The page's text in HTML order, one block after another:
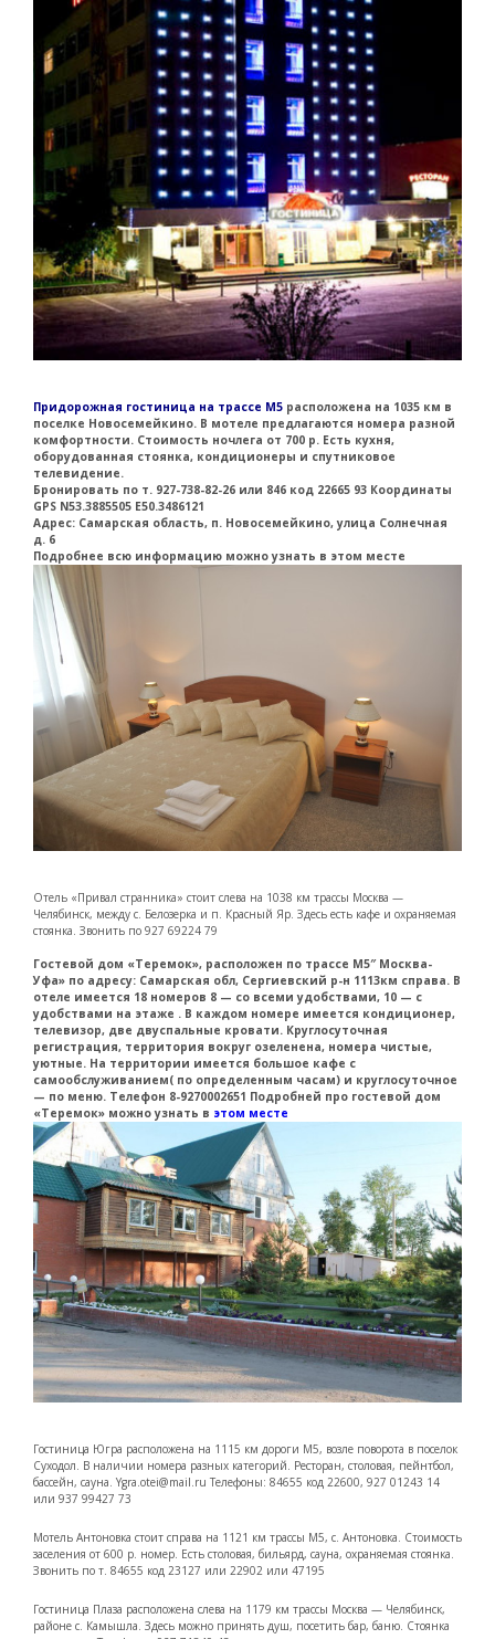
Придорожная гостиница на трассе М5 расположена на 1035 км в
поселке Новосемейкино. В мотеле предлагаются номера разной
комфортности. Стоимость ночлега от 700 р. Есть кухня,
оборудованная стоянка, кондиционеры и спутниковое
телевидение.
Бронировать по т. 927-738-82-26 или 846 код 22665 93 Координаты
GPS N53.3885505 E50.3486121
Адрес: Самарская область, п. Новосемейкино, улица Солнечная
д. 6
Подробнее всю информацию можно узнать в этом месте
Отель «Привал странника» стоит слева на 1038 км трассы Москва —
Челябинск, между с. Белозерка и п. Красный Яр. Здесь есть кафе и охраняемая
стоянка. Звонить по 927 69224 79
Гостевой дом «Теремок», расположен по трассе М5″ Москва-
Уфа» по адресу: Самарская обл, Сергиевский р-н 1113км справа. В
отеле имеется 18 номеров 8 — со всеми удобствами, 10 — с
удобствами на этаже . В каждом номере имеется кондиционер,
телевизор, две двуспальные кровати. Круглосуточная
регистрация, территория вокруг озеленена, номера чистые,
уютные. На территории имеется большое кафе с
самообслуживанием( по определенным часам) и круглосуточное
— по меню. Телефон 8-9270002651 Подробней про гостевой дом
«Теремок» можно узнать в этом месте
Гостиница Югра расположена на 1115 км дороги М5, возле поворота в поселок
Суходол. В наличии номера разных категорий. Ресторан, столовая, пейнтбол,
бассейн, сауна. Ygra.otei@mail.ru Телефоны: 84655 код 22600, 927 01243 14
или 937 99427 73
Мотель Антоновка стоит справа на 1121 км трассы М5, с. Антоновка. Стоимость
заселения от 600 р. номер. Есть столовая, бильярд, сауна, охраняемая стоянка.
Звонить по т. 84655 код 23127 или 22902 или 47195
Гостиница Плаза расположена слева на 1179 км трассы Москва — Челябинск,
районе с. Камышла. Здесь можно принять душ, посетить бар, баню. Стоянка